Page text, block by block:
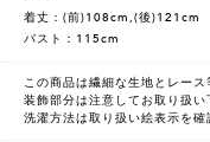
着丈：(前)108cm,(後)121cm
バスト：115cm
この商品は繊細な生地とレース
装飾部分は注意してお取り扱い
洗濯方法は取り扱い絵表示を確